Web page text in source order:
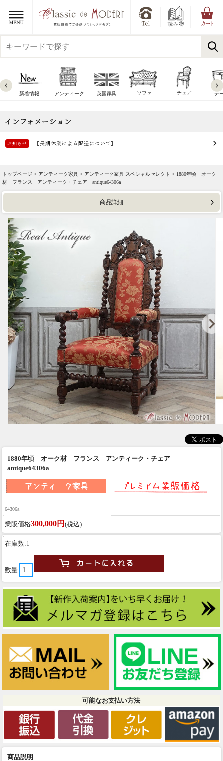
新着情報 アンティーク 英国家具 ソファ チェア テ
トップページ > アンティーク家具 > アンティーク家具 スペシャルセレクト > 1880年頃 オーク
材 フランス アンティーク・チェア antique64306a
商品詳細
1880年頃 オーク材 フランス アンティーク・チェア
antique64306a
64306a
業販価格300,000円 (税込)
在庫数:1
数量
可能なお支払い方法
商品説明